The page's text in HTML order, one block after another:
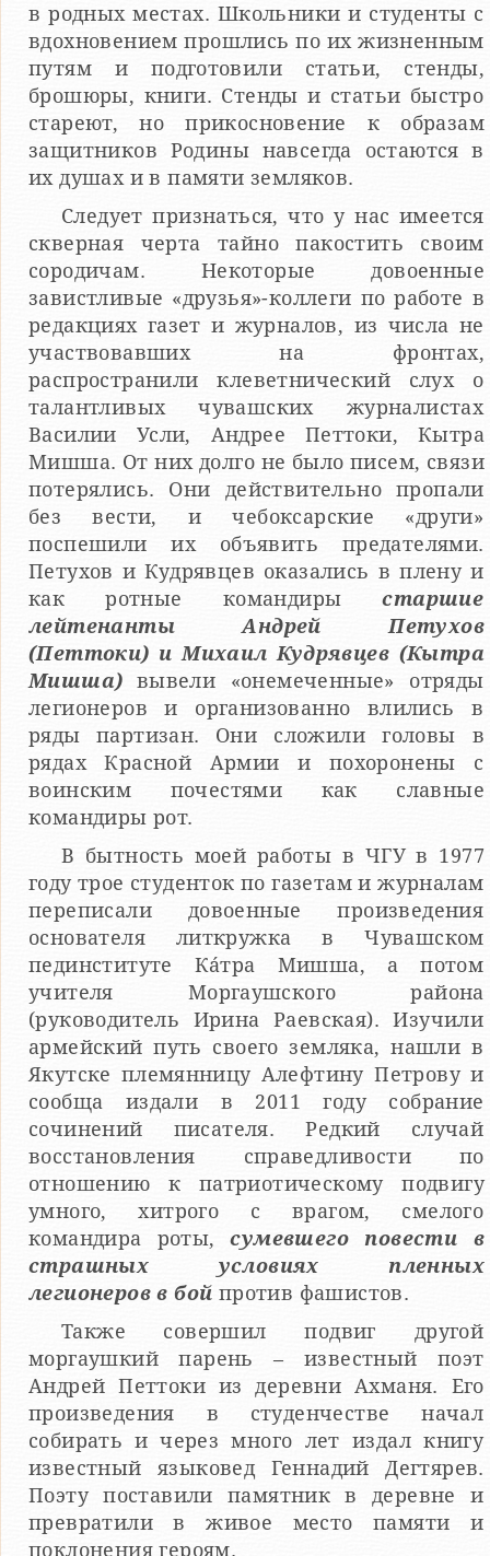
в родных местах. Школьники и студенты с
вдохновением прошлись по их жизненным
путям и подготовили статьи, стенды,
брошюры, книги. Стенды и статьи быстро
стареют, но прикосновение к образам
защитников Родины навсегда остаются в
их душах и в памяти земляков.
Следует признаться, что у нас имеется
скверная черта тайно пакостить своим
сородичам. Некоторые довоенные
завистливые «друзья»-коллеги по работе в
редакциях газет и журналов, из числа не
участвовавших на фронтах,
распространили клеветнический слух о
талантливых чувашских журналистах
Василии Усли, Андрее Петтоки, Кытра
Мишша. От них долго не было писем, связи
потерялись. Они действительно пропали
без вести, и чебоксарские «други»
поспешили их объявить предателями.
Петухов и Кудрявцев оказались в плену и
как ротные командирыстаршие
лейтенанты Андрей Петухов
(Петтоки) и Михаил Кудрявцев (Кытра
Мишша)
легионеров и организованно влились в
ряды партизан. Они сложили головы в
рядах Красной Армии и похоронены с
воинским почестями как славные
командиры рот.
В бытность моей работы в ЧГУ в 1977
году трое студенток по газетам и журналам
переписали довоенные произведения
основателя литкружка в Чувашском
пединституте Кáтра Мишша, а потом
учителя Моргаушского района
(руководитель Ирина Раевская). Изучили
армейский путь своего земляка, нашли в
Якутске племянницу Алефтину Петрову и
сообща издали в 2011 году собрание
сочинений писателя. Редкий случай
восстановления справедливости по
отношению к патриотическому подвигу
умного, хитрого с врагом, смелого
командира роты,сумевшего повести в
страшных условиях пленных
легионеров в бой против фашистов.
Также совершил подвиг другой
моргаушкий парень – известный поэт
Андрей Петтоки из деревни Ахманя. Его
произведения в студенчестве начал
собирать и через много лет издал книгу
известный языковед Геннадий Дегтярев.
Поэту поставили памятник в деревне и
превратили в живое место памяти и
поклонения героям.